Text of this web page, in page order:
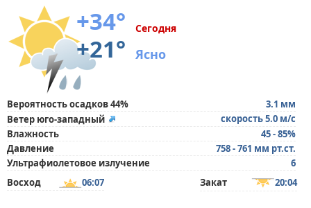
+34°
+21°
Сегодня
Ясно
Вероятность осадков 44%
3.1 мм
Ветер юго-западный
скорость 5.0 м/с
Влажность
45 - 85%
Давление
758 - 761 мм рт.ст.
Ультрафиолетовое излучение
6
Восход
06:07 Закат 20:04